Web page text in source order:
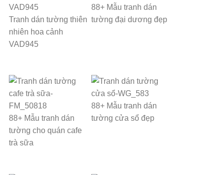
Tranh dán tường thiên
nhiên hoa cảnh
VAD945
88+ Mẫu tranh dán
tường đại dương đẹp
88+ Mẫu tranh dán
tường cho quán cafe
trà sữa
88+ Mẫu tranh dán
tường cửa sổ đẹp